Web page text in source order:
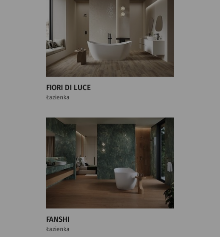
FIORI DI LUCE
Łazienka
FANSHI
Łazienka